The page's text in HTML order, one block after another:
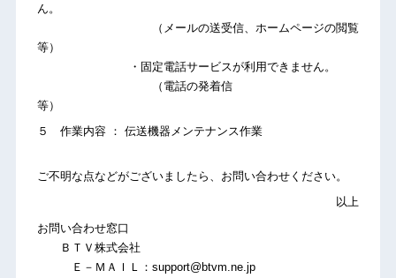
ん。
（メールの送受信、ホームページの閲覧
等）
・固定電話サービスが利用できません。
（電話の発着信
等）
５ 作業内容 ： 伝送機器メンテナンス作業
ご不明な点などがございましたら、お問い合わせください。
以上
お問い合わせ窓口
ＢＴＶ株式会社
Ｅ－ＭＡＩＬ：support@btvm.ne.jp